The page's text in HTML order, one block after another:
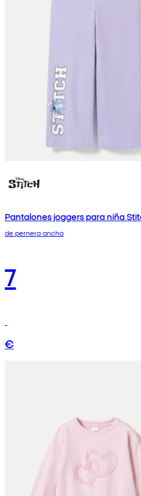
Pantalones joggers para niña
de pernera ancha
7
€